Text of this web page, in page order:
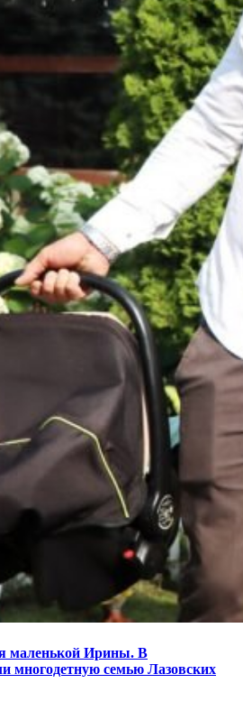
маленькой Ирины. В
многодетную семью Лазовских